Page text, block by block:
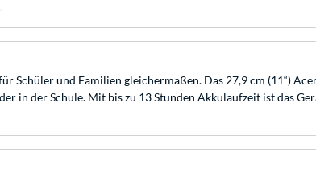
Schüler und Familien gleichermaßen. Das 27,9 cm (11“)
in der Schule. Mit bis zu 13 Stunden Akkulaufzeit ist das